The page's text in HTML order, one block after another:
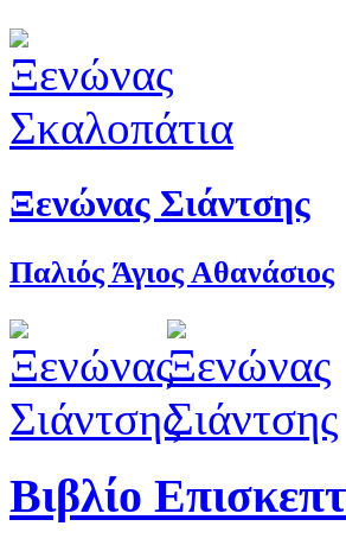
Ξενώνας Σιάντσης
Παλιός Άγιος Αθανάσιος
Βιβλίο